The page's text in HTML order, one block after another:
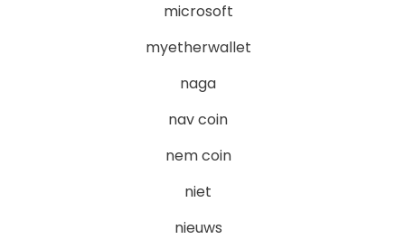
microsoft
myetherwallet
naga
nav coin
nem coin
niet
nieuws